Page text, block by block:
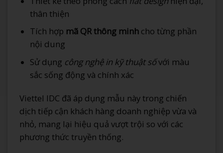
thân thiện
Tích hợp mã QR thông minhcho từng phần
nội dung
Sử dụng công nghệ in kỹ thuật sốvới màu
sắc sống động và chính xác
Viettel IDC đã áp dụng mẫu này trong chiến
dịch tiếp cận khách hàng doanh nghiệp vừa và
nhỏ, mang lại hiệu quả vượt trội so với các
phương thức truyền thống.